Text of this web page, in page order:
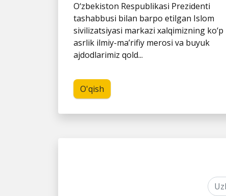
O‘zbekiston Respublikasi Prezidenti
tashabbusi bilan barpo etilgan Islom
sivilizatsiyasi markazi xalqimizning ko‘p
asrlik ilmiy-ma’rifiy merosi va buyuk
ajdodlarimiz qold...
O'qish